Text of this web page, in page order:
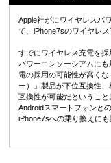
Apple社がにワイヤレスパ
て、iPhone7sのワイヤレ
すでにワイヤレス充電を
パワーコンソーシアムに
電の採用の可能性が高く
ー）」製品が下位互換性
互換性が可能だというこ
Androidスマートフォンと
iPhone7sへの乗り換えに